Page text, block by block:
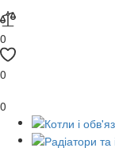
0
0
0